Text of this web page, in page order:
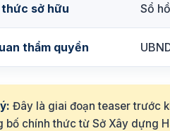
thức sở hữu Sổ
thẩm quyền
Đây là giai đoạn teaser trước
bố chính thức từ Sở Xây dựng